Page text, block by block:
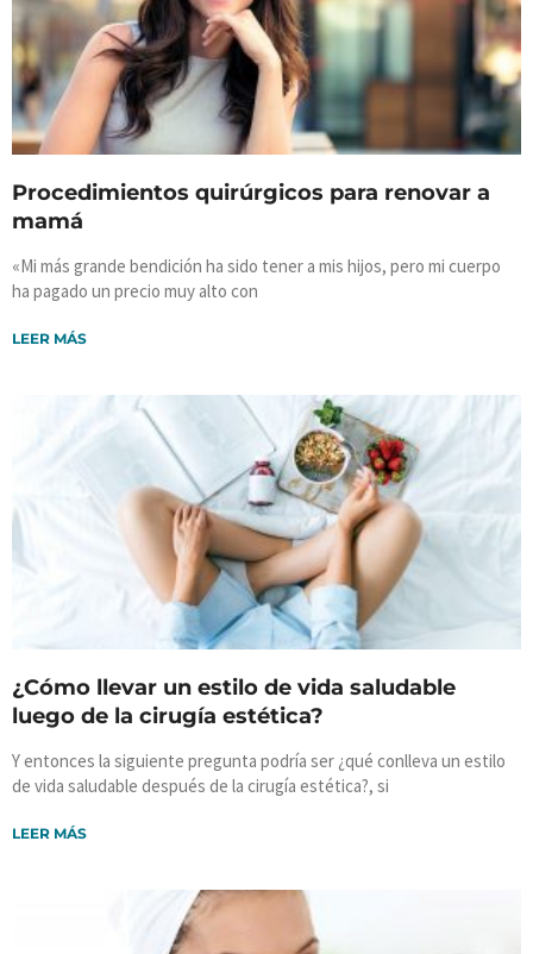
Procedimientos quirúrgicos para renovar a
mamá
«Mi más grande bendición ha sido tener a mis hijos, pero mi cuerpo
ha pagado un precio muy alto con
LEER MÁS
¿Cómo llevar un estilo de vida saludable
luego de la cirugía estética?
Y entonces la siguiente pregunta podría ser ¿qué conlleva un estilo
de vida saludable después de la cirugía estética?, si
LEER MÁS